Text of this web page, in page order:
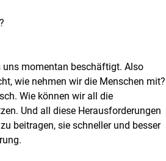
uns momentan beschäftigt. Also
wie nehmen wir die Menschen mit?
Wie können wir all die
Und all diese Herausforderungen
beitragen, sie schneller und besser